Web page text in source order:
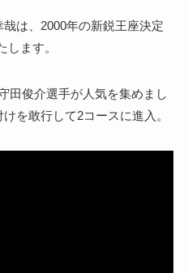
は、2000年の新鋭王座決定
ます。
田俊介選手が人気を集めまし
を敢行して2コースに進入。